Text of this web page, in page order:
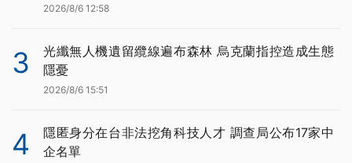
2026/8/6 12:58
3
光纖無人機遺留纜線遍布森林 烏克蘭指控造成生態
隱憂
2026/8/6 15:51
4
隱匿身分在台非法挖角科技人才 調查局公布17家中
企名單